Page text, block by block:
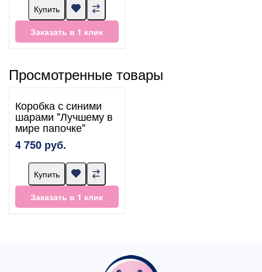
Купить
Заказать в 1 клик
Просмотренные товары
Коробка с синими
шарами "Лучшему в
мире папочке"
4 750 руб.
Купить
Заказать в 1 клик